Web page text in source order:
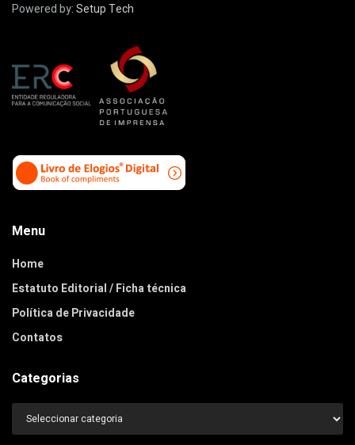
Powered by:Setup Tech
Menu
Home
Estatuto Editorial / Ficha técnica
Política de Privacidade
Contatos
Categorias
Categorias